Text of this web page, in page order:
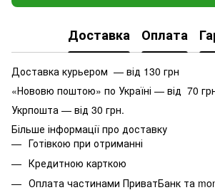
Доставка Оплата
Доставка курьером — від 130 грн
«Нововю поштою» по Україні — від 70
Укрпошта — від 30 грн.
Більше інформації про доставку
Готівкою при отриманні
Кредитною карткою
Оплата частинами ПриватБанк та